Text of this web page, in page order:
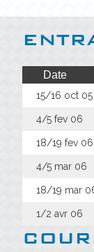
Date
15/16 oct 05
4/5 fev 06
18/19 fev 06
4/5 mar 06
18/19 mar
1/2 avr 06